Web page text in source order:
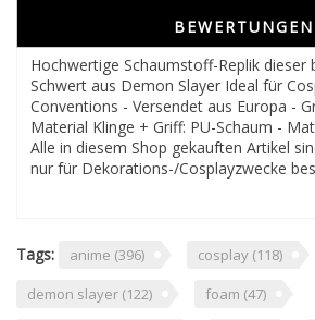
BEWERTUNGEN
Hochwertige Schaumstoff-Replik dieser
Schwert aus Demon Slayer Ideal für
Conventions - Versendet aus Europa -
Material Klinge + Griff: PU-Schaum -
Alle in diesem Shop gekauften Artikel
nur für Dekorations-/Cosplayzwecke
Tags: anime (396) cosplay (118)
demon slayer (122) foam (47)